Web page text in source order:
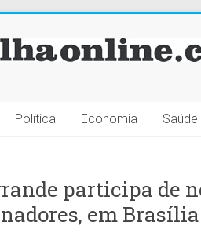
Política Economia Saúde
participa de
em Brasília